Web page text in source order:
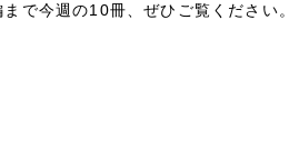
で今週の10冊、ぜひご覧ください。